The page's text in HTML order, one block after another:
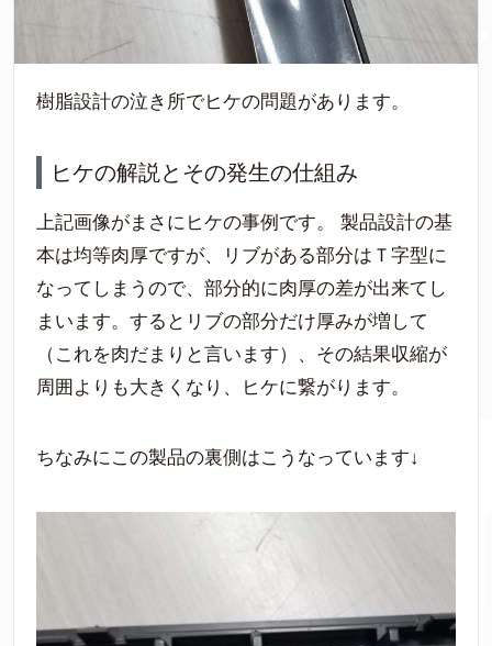
樹脂設計の泣き所でヒケの問題があります。
ヒケの解説とその発生の仕組み
上記画像がまさにヒケの事例です。 製品設計の基
本は均等肉厚ですが、リブがある部分はＴ字型に
なってしまうので、部分的に肉厚の差が出来てし
まいます。するとリブの部分だけ厚みが増して
（これを肉だまりと言います）、その結果収縮が
周囲よりも大きくなり、ヒケに繋がります。
ちなみにこの製品の裏側はこうなっています↓